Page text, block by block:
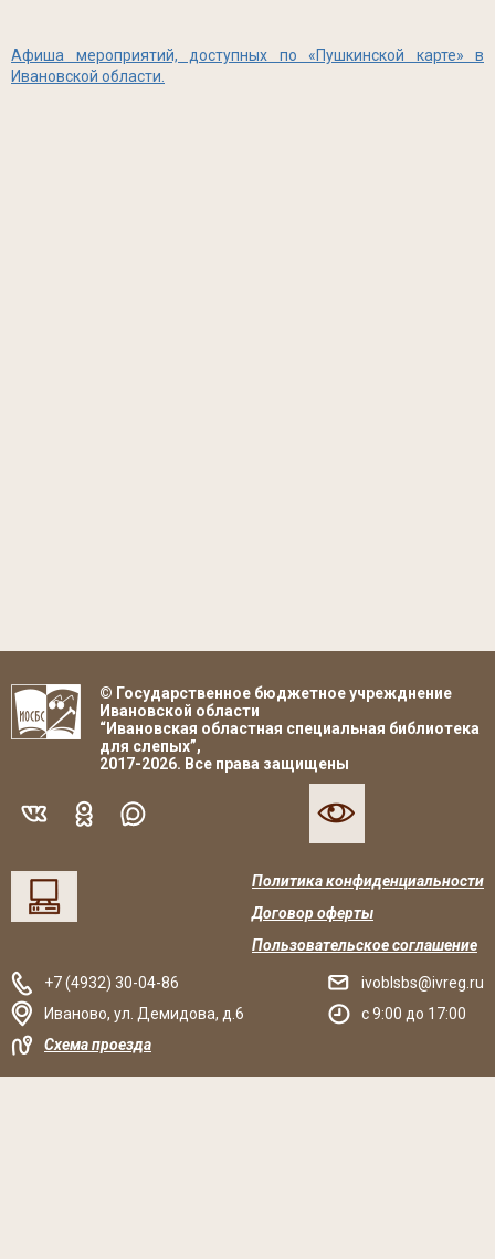
Афиша мероприятий, доступных по «Пушкинской карте» в
Ивановской области.
© Государственное бюджетное учрежднение
Ивановской области
“Ивановская областная специальная библиотека
для слепых”,
2017-2026. Все права защищены
Политика конфиденциальности
Договор оферты
Пользовательское соглашение
+7 (4932) 30-04-86
Иваново, ул. Демидова, д.6
Схема проезда
ivoblsbs@ivreg.ru
c 9:00 до 17:00